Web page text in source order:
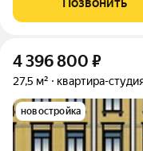
4 396 800 ₽
27,5 м² квартира-
новостройка